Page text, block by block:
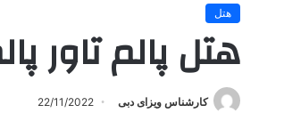
هتل
هتل پالم تاور
کارشناس ویزای دبی 22/11/2022